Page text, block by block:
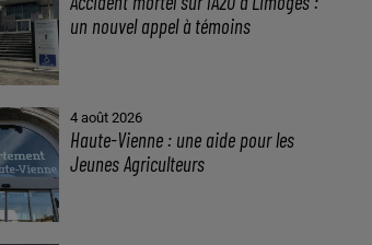
un nouvel appel à témoins
4 août 2026
Haute-Vienne : une aide pour les
Jeunes Agriculteurs